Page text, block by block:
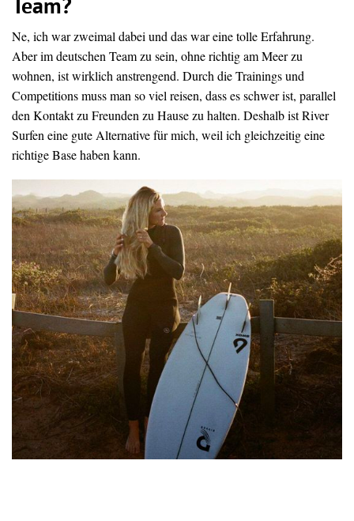
Team?
Ne, ich war zweimal dabei und das war eine tolle Erfahrung.
Aber im deutschen Team zu sein, ohne richtig am Meer zu
wohnen, ist wirklich anstrengend. Durch die Trainings und
Competitions muss man so viel reisen, dass es schwer ist, parallel
den Kontakt zu Freunden zu Hause zu halten. Deshalb ist River
Surfen eine gute Alternative für mich, weil ich gleichzeitig eine
richtige Base haben kann.